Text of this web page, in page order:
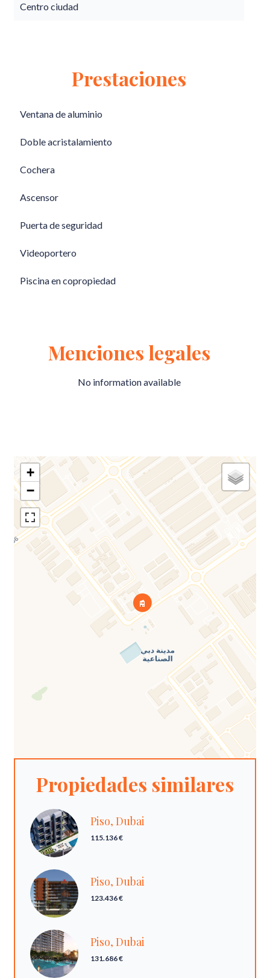
Centro ciudad
Prestaciones
Ventana de aluminio
Doble acristalamiento
Cochera
Ascensor
Puerta de seguridad
Videoportero
Piscina en copropiedad
Menciones legales
No information available
+
−
Propiedades similares
Piso, Dubai
115.136 €
Piso, Dubai
123.436 €
Piso, Dubai
131.686 €